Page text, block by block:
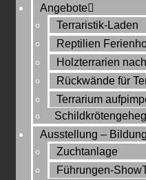
Angebote
Terraristik-Laden
Reptilien
Holzterrarien
Rückwände für
Terrarium
Ausstellung – Bildung
Zuchtanlage
Führungen-